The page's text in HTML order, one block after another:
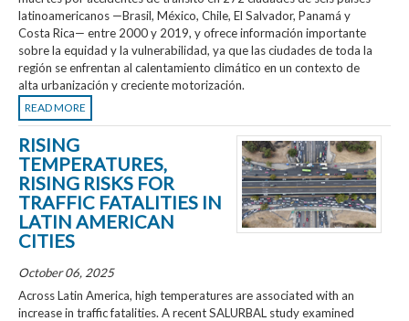
latinoamericanos —Brasil, México, Chile, El Salvador, Panamá y
Costa Rica— entre 2000 y 2019, y ofrece información importante
sobre la equidad y la vulnerabilidad, ya que las ciudades de toda la
región se enfrentan al calentamiento climático en un contexto de
alta urbanización y creciente motorización.
READ MORE
RISING
TEMPERATURES,
RISING RISKS FOR
TRAFFIC FATALITIES IN
LATIN AMERICAN
CITIES
October 06, 2025
Across Latin America, high temperatures are associated with an
increase in traffic fatalities. A recent SALURBAL study examined